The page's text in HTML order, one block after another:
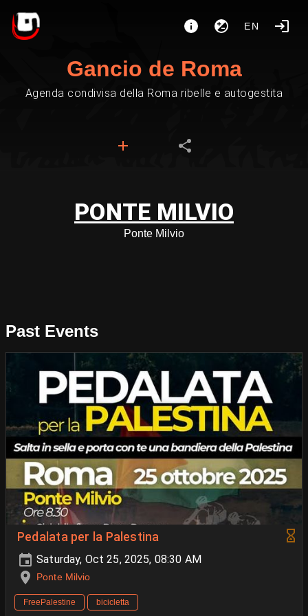
EN
Gancio de Roma
Agenda condivisa della Roma ribelle e autogestita
PONTE MILVIO
Ponte Milvio
Past Events
Pedalata per la Palestina
Saturday, Oct 25, 2025, 08:30 AM
Ponte Milvio
FreePalestine bicicletta